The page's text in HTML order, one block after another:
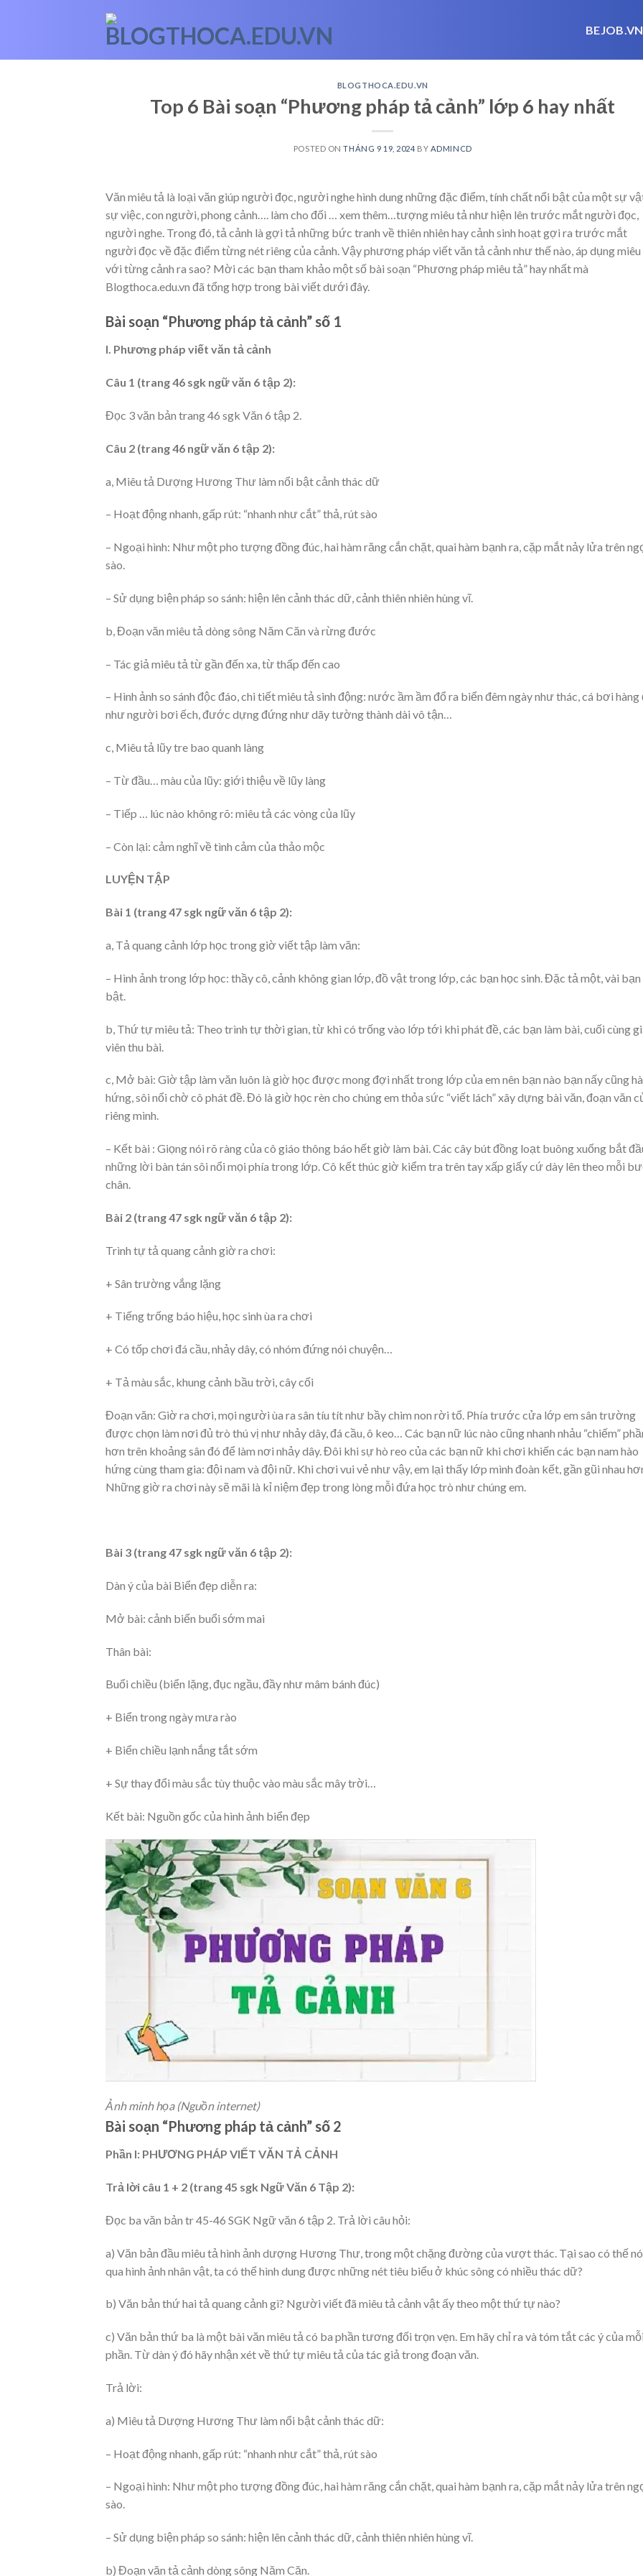
BEJOB.VN
BLOGTHOCA.EDU.VN
Top 6 Bài soạn “Phương pháp tả cảnh” lớp 6 hay nhất
POSTED ONTHÁNG 9 19, 2024 BY ADMINCD
Văn miêu tả là loại văn giúp người đọc, người nghe hình dung những đặc điểm, tính chất nổi bật của một sự
sự việc, con người, phong cảnh…. làm cho đối
… xem thêm… tượng miêu tả như hiện lên trước mắt người đọc,
người nghe. Trong đó, tả cảnh là gợi tả những bức tranh về thiên nhiên hay cảnh sinh hoạt gợi ra trước mắt
người đọc về đặc điểm từng nét riêng của cảnh. Vậy phương pháp viết văn tả cảnh như thế nào, áp dụng
với từng cảnh ra sao? Mời các bạn tham khảo một số bài soạn “Phương pháp miêu tả” hay nhất mà
Blogthoca.edu.vn đã tổng hợp trong bài viết dưới đây.
Bài soạn “Phương pháp tả cảnh” số 1
I. Phương pháp viết văn tả cảnh
Câu 1 (trang 46 sgk ngữ văn 6 tập 2):
Đọc 3 văn bản trang 46 sgk Văn 6 tập 2.
Câu 2 (trang 46 ngữ văn 6 tập 2):
a, Miêu tả Dượng Hương Thư làm nổi bật cảnh thác dữ
– Hoạt động nhanh, gấp rút: “nhanh như cắt” thả, rút sào
– Ngoại hình: Như một pho tượng đồng đúc, hai hàm răng cắn chặt, quai hàm bạnh ra, cặp mắt nảy lửa trên
sào.
– Sử dụng biện pháp so sánh: hiện lên cảnh thác dữ, cảnh thiên nhiên hùng vĩ.
b, Đoạn văn miêu tả dòng sông Năm Căn và rừng đước
– Tác giả miêu tả từ gần đến xa, từ thấp đến cao
– Hình ảnh so sánh độc đáo, chi tiết miêu tả sinh động: nước ầm ầm đổ ra biển đêm ngày như thác, cá bơi hàng
như người bơi ếch, đước dựng đứng như dãy tường thành dài vô tận…
c, Miêu tả lũy tre bao quanh làng
– Từ đầu… màu của lũy: giới thiệu về lũy làng
– Tiếp … lúc nào không rõ: miêu tả các vòng của lũy
– Còn lại: cảm nghĩ về tình cảm của thảo mộc
LUYỆN TẬP
Bài 1 (trang 47 sgk ngữ văn 6 tập 2):
a, Tả quang cảnh lớp học trong giờ viết tập làm văn:
– Hình ảnh trong lớp học: thầy cô, cảnh không gian lớp, đồ vật trong lớp, các bạn học sinh. Đặc tả một, vài bạn
bật.
b, Thứ tự miêu tả: Theo trình tự thời gian, từ khi có trống vào lớp tới khi phát đề, các bạn làm bài, cuối cùng
viên thu bài.
c, Mở bài: Giờ tập làm văn luôn là giờ học được mong đợi nhất trong lớp của em nên bạn nào bạn nấy cũng
hứng, sôi nổi chờ cô phát đề. Đó là giờ học rèn cho chúng em thỏa sức “viết lách” xây dựng bài văn, đoạn văn
riêng mình.
– Kết bài : Giọng nói rõ ràng của cô giáo thông báo hết giờ làm bài. Các cây bút đồng loạt buông xuống bắt
những lời bàn tán sôi nổi mọi phía trong lớp. Cô kết thúc giờ kiểm tra trên tay xấp giấy cứ dày lên theo mỗi
chân.
Bài 2 (trang 47 sgk ngữ văn 6 tập 2):
Trình tự tả quang cảnh giờ ra chơi:
+ Sân trường vắng lặng
+ Tiếng trống báo hiệu, học sinh ùa ra chơi
+ Có tốp chơi đá cầu, nhảy dây, có nhóm đứng nói chuyện…
+ Tả màu sắc, khung cảnh bầu trời, cây cối
Đoạn văn: Giờ ra chơi, mọi người ùa ra sân tíu tít như bầy chim non rời tổ. Phía trước cửa lớp em sân trường
được chọn làm nơi đủ trò thú vị như nhảy dây, đá cầu, ô keo… Các bạn nữ lúc nào cũng nhanh nhảu “chiếm”
hơn trên khoảng sân đó để làm nơi nhảy dây. Đôi khi sự hò reo của các bạn nữ khi chơi khiến các bạn nam hào
hứng cùng tham gia: đội nam và đội nữ. Khi chơi vui vẻ như vậy, em lại thấy lớp mình đoàn kết, gần gũi nhau
Những giờ ra chơi này sẽ mãi là kỉ niệm đẹp trong lòng mỗi đứa học trò như chúng em.
Bài 3 (trang 47 sgk ngữ văn 6 tập 2):
Dàn ý của bài Biển đẹp diễn ra:
Mở bài: cảnh biển buổi sớm mai
Thân bài:
Buổi chiều (biển lặng, đục ngầu, đầy như mâm bánh đúc)
+ Biển trong ngày mưa rào
+ Biển chiều lạnh nắng tắt sớm
+ Sự thay đổi màu sắc tùy thuộc vào màu sắc mây trời…
Kết bài: Nguồn gốc của hình ảnh biển đẹp
Ảnh minh họa (Nguồn internet)
Bài soạn “Phương pháp tả cảnh” số 2
Phần I: PHƯƠNG PHÁP VIẾT VĂN TẢ CẢNH
Trả lời câu 1 + 2 (trang 45 sgk Ngữ Văn 6 Tập 2):
Đọc ba văn bản tr 45-46 SGK Ngữ văn 6 tập 2. Trả lời câu hỏi:
a) Văn bản đầu miêu tả hình ảnh dượng Hương Thư, trong một chặng đường của vượt thác. Tại sao có thế
qua hình ảnh nhân vật, ta có thể hình dung được những nét tiêu biểu ở khúc sông có nhiều thác dữ?
b) Văn bản thứ hai tả quang cảnh gì? Người viết đã miêu tả cảnh vật ấy theo một thứ tự nào?
c) Văn bản thứ ba là một bài văn miêu tả có ba phần tương đối trọn vẹn. Em hãy chỉ ra và tóm tắt các ý của
phần. Từ dàn ý đó hãy nhận xét về thứ tự miêu tả của tác giả trong đoạn văn.
Trả lời:
a) Miêu tả Dượng Hương Thư làm nổi bật cảnh thác dữ:
– Hoạt động nhanh, gấp rút: “nhanh như cắt” thả, rút sào
– Ngoại hình: Như một pho tượng đồng đúc, hai hàm răng cắn chặt, quai hàm bạnh ra, cặp mắt nảy lửa trên
sào.
– Sử dụng biện pháp so sánh: hiện lên cảnh thác dữ, cảnh thiên nhiên hùng vĩ.
b) Đoạn văn tả cảnh dòng sông Năm Căn.